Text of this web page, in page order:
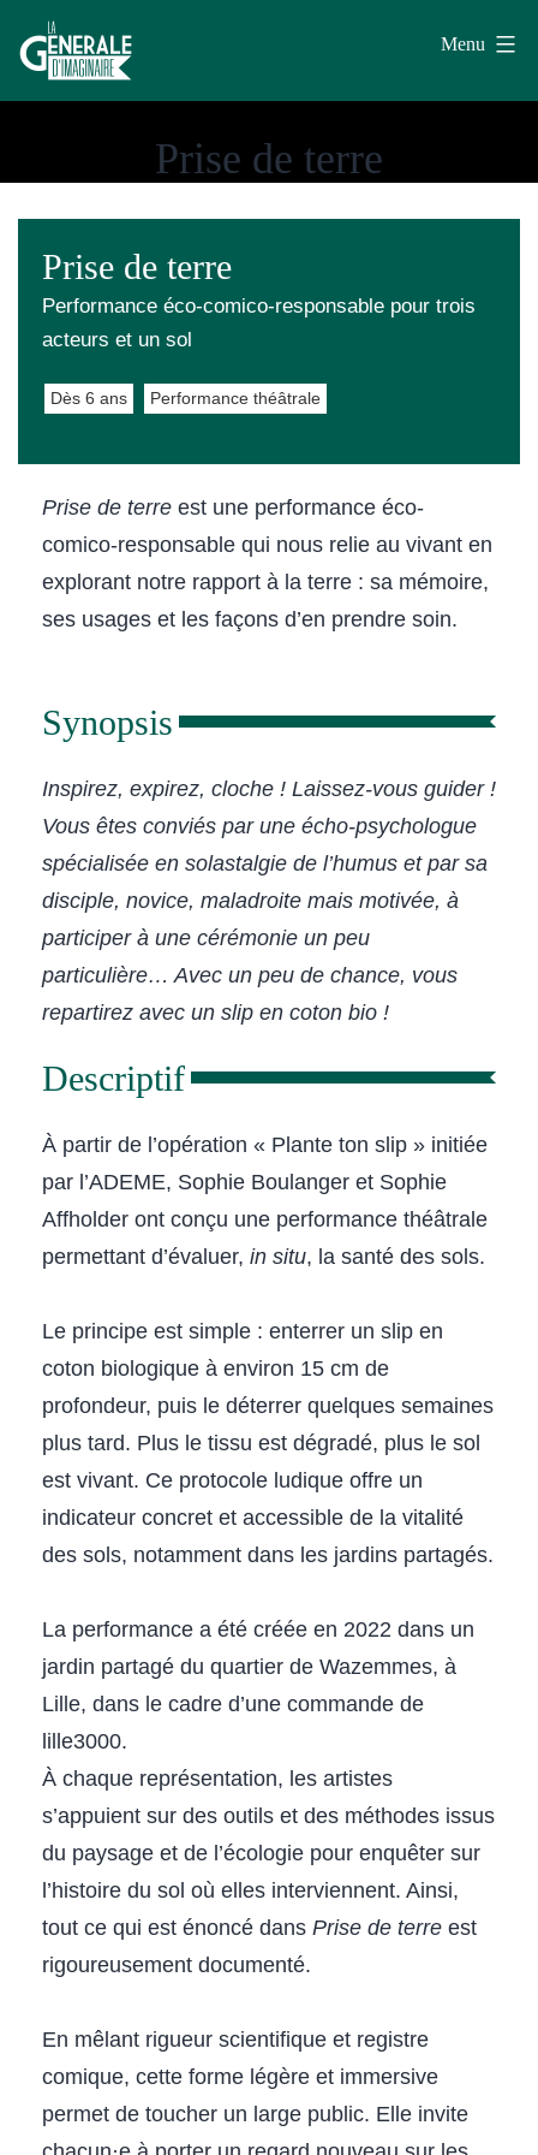
au
contenu
Menu
Prise de terre
Prise de terre
Performance éco-comico-responsable pour trois
acteurs et un sol
Dès 6 ans Performance théâtrale
Prise de terre est une performance éco-
comico-responsable qui nous relie au vivant en
explorant notre rapport à la terre : sa mémoire,
ses usages et les façons d’en prendre soin.
Synopsis
Inspirez, expirez, cloche ! Laissez-vous guider !
Vous êtes conviés par une écho-psychologue
spécialisée en solastalgie de l’humus et par sa
disciple, novice, maladroite mais motivée, à
participer à une cérémonie un peu
particulière… Avec un peu de chance, vous
repartirez avec un slip en coton bio !
Descriptif
À partir de l’opération « Plante ton slip » initiée
par l’ADEME, Sophie Boulanger et Sophie
Affholder ont conçu une performance théâtrale
permettant d’évaluer, in situ, la santé des sols.
Le principe est simple : enterrer un slip en
coton biologique à environ 15 cm de
profondeur, puis le déterrer quelques semaines
plus tard. Plus le tissu est dégradé, plus le sol
est vivant. Ce protocole ludique offre un
indicateur concret et accessible de la vitalité
des sols, notamment dans les jardins partagés.
La performance a été créée en 2022 dans un
jardin partagé du quartier de Wazemmes, à
Lille, dans le cadre d’une commande de
lille3000.
À chaque représentation, les artistes
s’appuient sur des outils et des méthodes issus
du paysage et de l’écologie pour enquêter sur
l’histoire du sol où elles interviennent. Ainsi,
tout ce qui est énoncé dans Prise de terre est
rigoureusement documenté.
En mêlant rigueur scientifique et registre
comique, cette forme légère et immersive
permet de toucher un large public. Elle invite